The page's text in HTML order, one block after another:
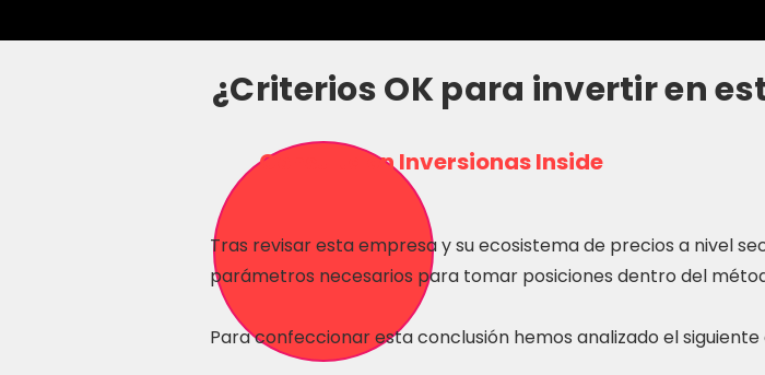
¿Criterios OK para invertir en
Consulta en Inversionas Inside
Tras revisar esta empresa y su ecosistema de precios a nivel
parámetros necesarios para tomar posiciones dentro del
Para confeccionar esta conclusión hemos analizado el